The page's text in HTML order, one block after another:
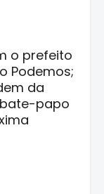
o prefeito
Podemos;
da
papo